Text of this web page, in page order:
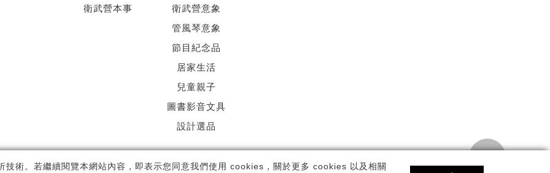
術。若繼續閱覽本網站內容，即表示您同意我們使用 cookies，關於更多 cookies 以及相關
衛武營本事
衛武營意象
管風琴意象
節目紀念品
居家生活
兒童親子
圖書影音文具
設計選品